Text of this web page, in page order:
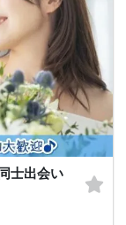
士出会い